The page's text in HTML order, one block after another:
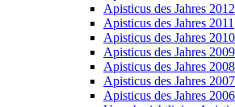
Apisticus des Jahres 2012
Apisticus des Jahres 2011
Apisticus des Jahres 2010
Apisticus des Jahres 2009
Apisticus des Jahres 2008
Apisticus des Jahres 2007
Apisticus des Jahres 2006